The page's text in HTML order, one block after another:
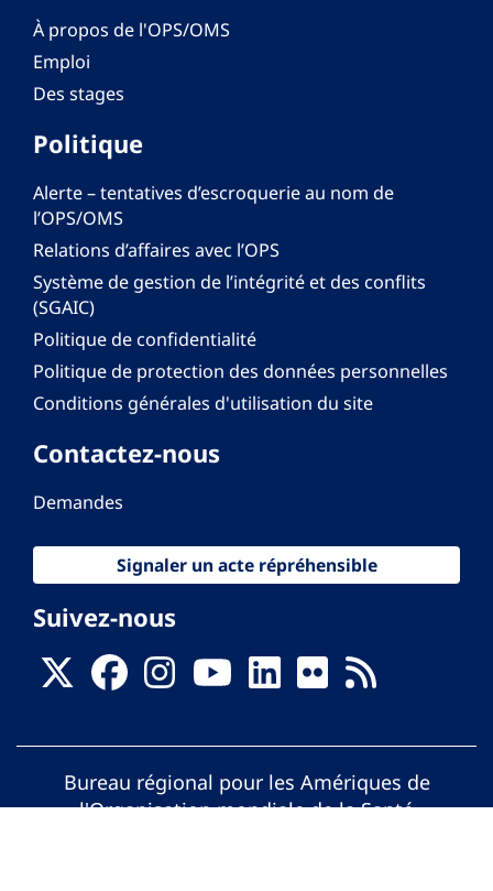
À propos de l'OPS/OMS
Emploi
Des stages
Politique
Alerte – tentatives d’escroquerie au nom de
l’OPS/OMS
Relations d’affaires avec l’OPS
Système de gestion de l’intégrité et des conflits
(SGAIC)
Politique de confidentialité
Politique de protection des données personnelles
Conditions générales d'utilisation du site
Contactez-nous
Demandes
Signaler un acte répréhensible
Suivez-nous
Bureau régional pour les Amériques de
l'Organisation mondiale de la Santé